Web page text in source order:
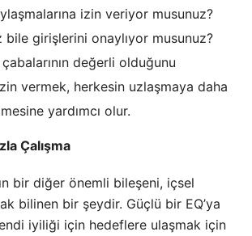
izin veriyor musunuz?
bile girişlerini onaylıyor musunuz?
çabalarının değerli olduğunu
vermek, herkesin uzlaşmaya daha
yardımcı olur.
Çalışma
bir diğer önemli bileşeni, içsel
bilinen bir şeydir. Güçlü bir EQ’ya
iyiliği için hedeflere ulaşmak için